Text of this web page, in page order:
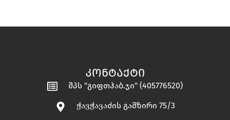
ᲙᲝᲜᲢᲐᲥᲢᲘ
შპს "გიფთჰაბ.ჯი" (405776520)
ჭავჭავაძის გამზირი 75/3